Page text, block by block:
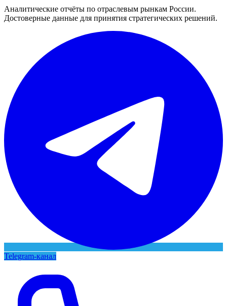
Аналитические отчёты по отраслевым рынкам России.
Достоверные данные для принятия стратегических решений.
Telegram-канал